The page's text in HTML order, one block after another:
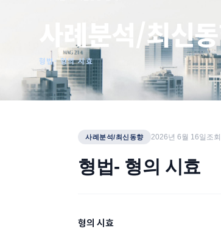
사례분석/최신
형법- 형의 시효
사례분석/최신동향 2026년 6월 16일 조회
형법- 형의 시효
형의 시효